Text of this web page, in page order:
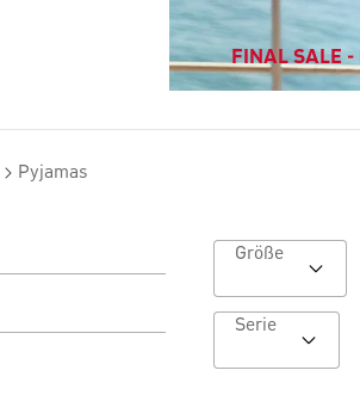
FINAL SALE -
Pyjamas
Größe
Serie